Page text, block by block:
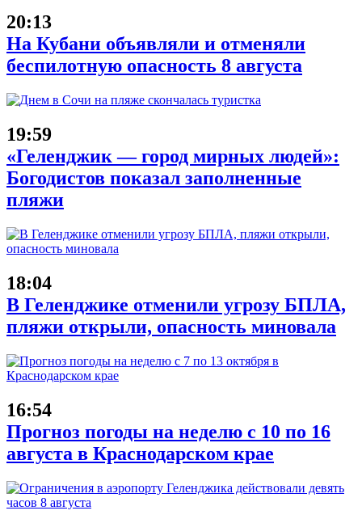
20:13
На Кубани объявляли и отменяли
беспилотную опасность 8 августа
19:59
«Геленджик — город мирных людей»:
Богодистов показал заполненные
пляжи
18:04
В Геленджике отменили угрозу БПЛА,
пляжи открыли, опасность миновала
16:54
Прогноз погоды на неделю с 10 по 16
августа в Краснодарском крае